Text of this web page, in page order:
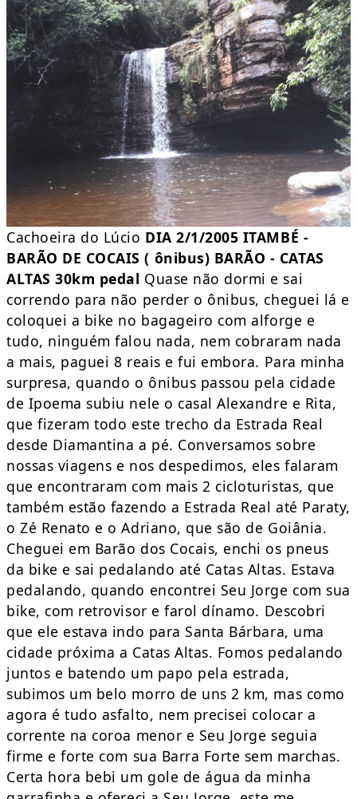
Cachoeira do Lúcio DIA 2/1/2005 ITAMBÉ -
BARÃO DE COCAIS ( ônibus) BARÃO - CATAS
ALTAS 30km pedal Quase não dormi e sai
correndo para não perder o ônibus, cheguei lá e
coloquei a bike no bagageiro com alforge e
tudo, ninguém falou nada, nem cobraram nada
a mais, paguei 8 reais e fui embora. Para minha
surpresa, quando o ônibus passou pela cidade
de Ipoema subiu nele o casal Alexandre e Rita,
que fizeram todo este trecho da Estrada Real
desde Diamantina a pé. Conversamos sobre
nossas viagens e nos despedimos, eles falaram
que encontraram com mais 2 cicloturistas, que
também estão fazendo a Estrada Real até Paraty,
o Zé Renato e o Adriano, que são de Goiânia.
Cheguei em Barão dos Cocais, enchi os pneus
da bike e sai pedalando até Catas Altas. Estava
pedalando, quando encontrei Seu Jorge com sua
bike, com retrovisor e farol dínamo. Descobri
que ele estava indo para Santa Bárbara, uma
cidade próxima a Catas Altas. Fomos pedalando
juntos e batendo um papo pela estrada,
subimos um belo morro de uns 2 km, mas como
agora é tudo asfalto, nem precisei colocar a
corrente na coroa menor e Seu Jorge seguia
firme e forte com sua Barra Forte sem marchas.
Certa hora bebi um gole de água da minha